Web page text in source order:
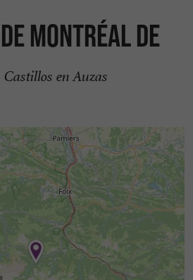
MONTRÉAL DE
Castillos en Auzas